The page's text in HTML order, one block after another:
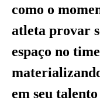
como o
atleta provar
espaço no
em seu